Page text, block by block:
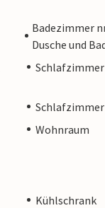
Badezimmer
Dusche und
Wohnraum
Kühlschrank